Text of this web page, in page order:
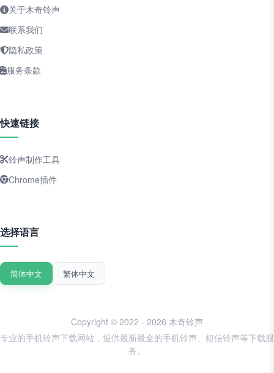
关于木奇铃声
联系我们
隐私政策
服务条款
快速链接
铃声制作工具
Chrome插件
选择语言
简体中文 繁体中文
Copyright © 2022 - 2026 木奇铃声
专业的手机铃声下载网站，提供最新最全的手机铃声、短信铃声等下载服
务。